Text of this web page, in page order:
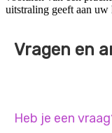
uitstraling geeft aan uw
Vragen en
Heb je een